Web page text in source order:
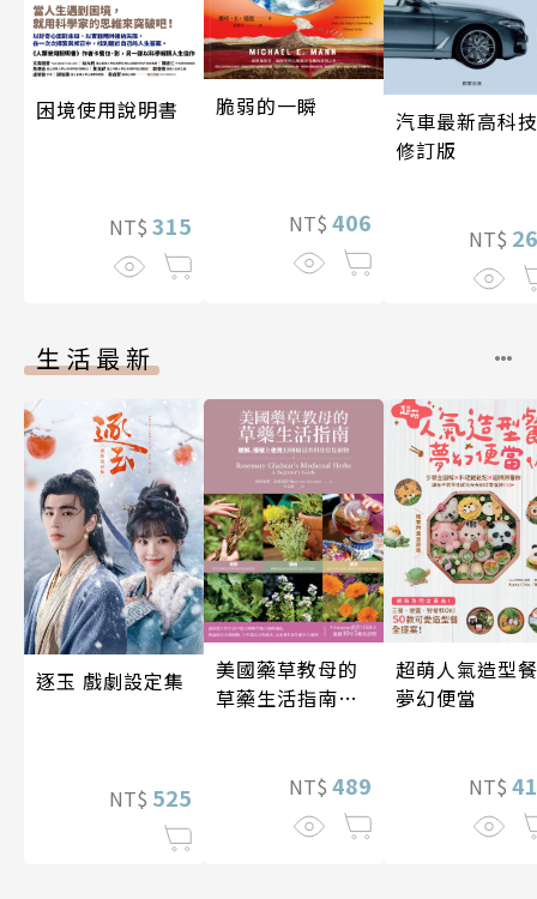
困境使用說明書
NT$ 315
脆弱的一瞬
NT$ 406
汽車最新高科
修訂版
NT$
生活最新
逐玉 戲劇設定集
NT$ 525
美國藥草教母的
草藥生活指南
NT$ 489
超萌人氣造型
夢幻便當
NT$